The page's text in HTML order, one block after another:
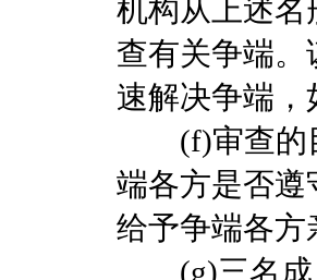
机构从上述
查有关争端
速解决争端，
(f)审查的目
端各方是否遵
给予争端各方
(g)三名成